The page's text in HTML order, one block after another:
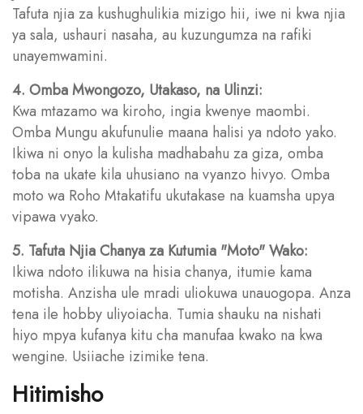
Tafuta njia za kushughulikia mizigo hii, iwe ni kwa njia
ya sala, ushauri nasaha, au kuzungumza na rafiki
unayemwamini.
4. Omba Mwongozo, Utakaso, na Ulinzi:
Kwa mtazamo wa kiroho, ingia kwenye maombi.
Omba Mungu akufunulie maana halisi ya ndoto yako.
Ikiwa ni onyo la kulisha madhabahu za giza, omba
toba na ukate kila uhusiano na vyanzo hivyo. Omba
moto wa Roho Mtakatifu ukutakase na kuamsha upya
vipawa vyako.
5. Tafuta Njia Chanya za Kutumia "Moto" Wako:
Ikiwa ndoto ilikuwa na hisia chanya, itumie kama
motisha. Anzisha ule mradi uliokuwa unauogopa. Anza
tena ile hobby uliyoiacha. Tumia shauku na nishati
hiyo mpya kufanya kitu cha manufaa kwako na kwa
wengine. Usiiache izimike tena.
Hitimisho